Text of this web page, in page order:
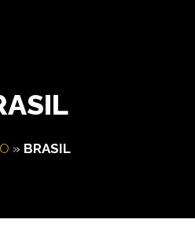
» BRASIL